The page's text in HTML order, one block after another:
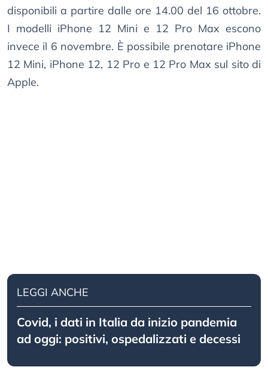
disponibili a partire dalle ore 14.00 del 16 ottobre.
I modelli iPhone 12 Mini e 12 Pro Max escono
invece il 6 novembre. È possibile prenotare iPhone
12 Mini, iPhone 12, 12 Pro e 12 Pro Max sul sito di
Apple.
LEGGI ANCHE
Covid, i dati in Italia da inizio pandemia
ad oggi: positivi, ospedalizzati e decessi